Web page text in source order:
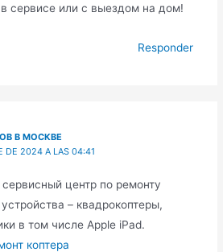
сервисе или с выездом на дом!
Responder
В МОСКВЕ
DE 2024 A LAS 04:41
центр по ремонту
– квадрокоптеры,
в том числе Apple iPad.
коптера